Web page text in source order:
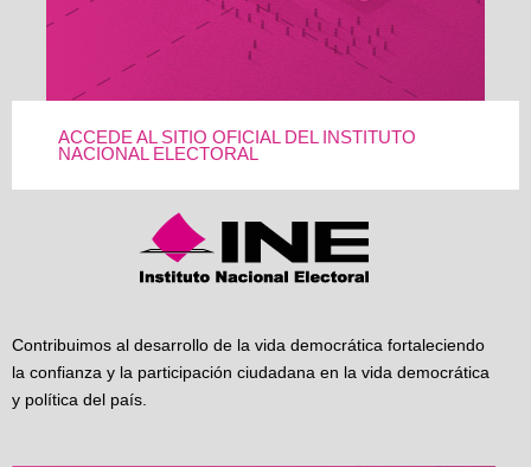
ACCEDE AL SITIO OFICIAL DEL INSTITUTO
NACIONAL ELECTORAL
Contribuimos al desarrollo de la vida democrática fortaleciendo
la confianza y la participación ciudadana en la vida democrática
y política del país.